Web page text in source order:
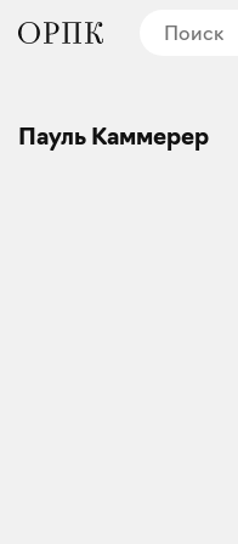
Пауль Каммерер